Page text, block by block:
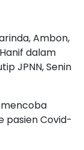
Ambon,
dalam
JPNN, Senin
pasien Covid-